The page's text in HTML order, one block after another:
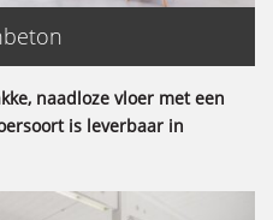
naadloze vloer met een
is leverbaar in